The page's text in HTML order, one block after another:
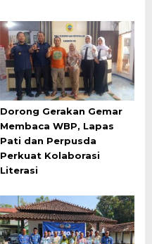
Dorong Gerakan Gemar
Membaca WBP, Lapas
Pati dan Perpusda
Perkuat Kolaborasi
Literasi